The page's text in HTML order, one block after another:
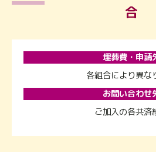
合
埋葬費・申請
各組合により異な
お問い合わせ
ご加入の各共済